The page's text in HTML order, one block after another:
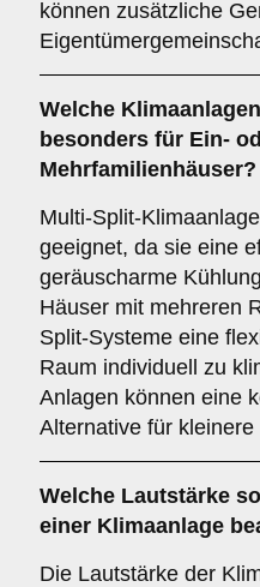
können zusätzliche
Welche
besonders für Ein-
Mehrfamilienhäuser?
Multi-Split-
geeignet, da sie eine
geräuscharme
Häuser mit mehreren
Split-Systeme eine
Raum individuell zu
Anlagen können eine
Alternative für
Welche Lautstärke
einer Klimaanlage
Die Lautstärke der